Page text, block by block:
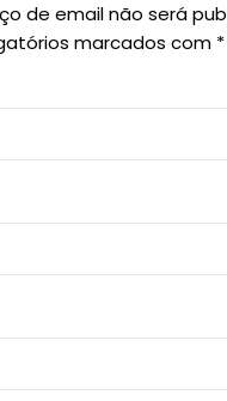
de email não será
marcados com *